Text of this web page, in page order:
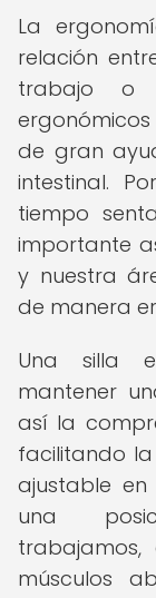
La
relación
trabajo o
de gran
intestinal.
tiempo
importante
y nuestra
de manera
Una silla
mantener
así la
facilitando la
ajustable
una
músculos